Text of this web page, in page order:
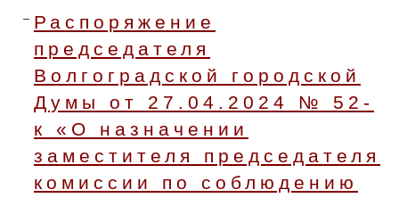
Распоряжение
председателя
Волгоградской городской
Думы от 27.04.2024 № 52-
к «О назначении
заместителя председателя
комиссии по соблюдению